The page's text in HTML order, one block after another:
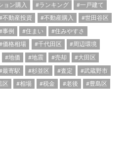
ョン購入 #ランキング
#一戸建て
不動産投資 #不動産購入
#世田谷区
事例 #住まい
#住みやすさ
価格相場 #千代田区
#周辺環境
#地価 #地震 #売却
#大田区
最寄駅 #杉並区 #査定
#武蔵野市
区 #相場 #税金 #老後
#豊島区